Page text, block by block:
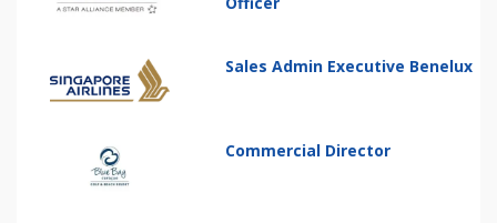
Sales Admin Executive Benelux
Commercial Director